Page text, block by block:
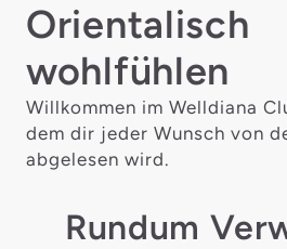
Orientalisch
wohlfühlen
Willkommen im Welldiana
dem dir jeder Wunsch von
abgelesen wird.
Rundum